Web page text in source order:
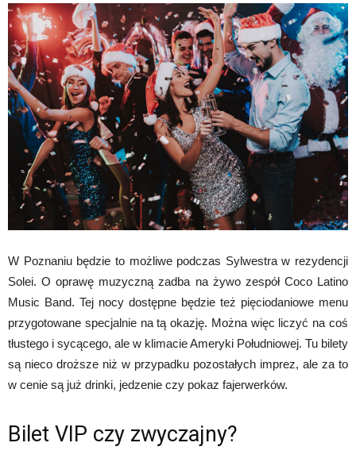
W Poznaniu będzie to możliwe podczas Sylwestra w rezydencji
Solei. O oprawę muzyczną zadba na żywo zespół Coco Latino
Music Band. Tej nocy dostępne będzie też pięciodaniowe menu
przygotowane specjalnie na tą okazję. Można więc liczyć na coś
tłustego i sycącego, ale w klimacie Ameryki Południowej. Tu bilety
są nieco droższe niż w przypadku pozostałych imprez, ale za to
w cenie są już drinki, jedzenie czy pokaz fajerwerków.
Bilet VIP czy zwyczajny?